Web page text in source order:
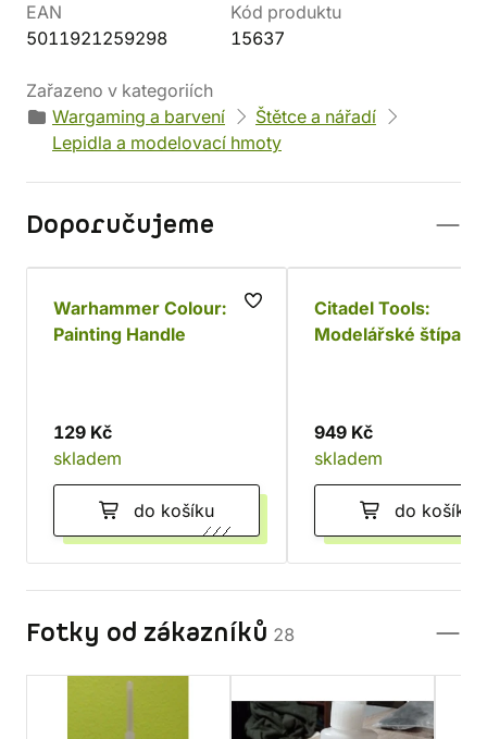
EAN
5011921259298
Kód produktu
15637
Zařazeno v kategoriích
Wargaming a barvení
Štětce a nářadí
Lepidla a modelovací hmoty
Doporučujeme
Warhammer Colour:
Painting Handle
129 Kč
skladem
do košíku
Citadel Tools:
Modelářské
949 Kč
skladem
do košíku
Fotky od zákazníků 28